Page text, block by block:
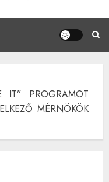
IT” PROGRAMOT
MÉRNÖKÖK